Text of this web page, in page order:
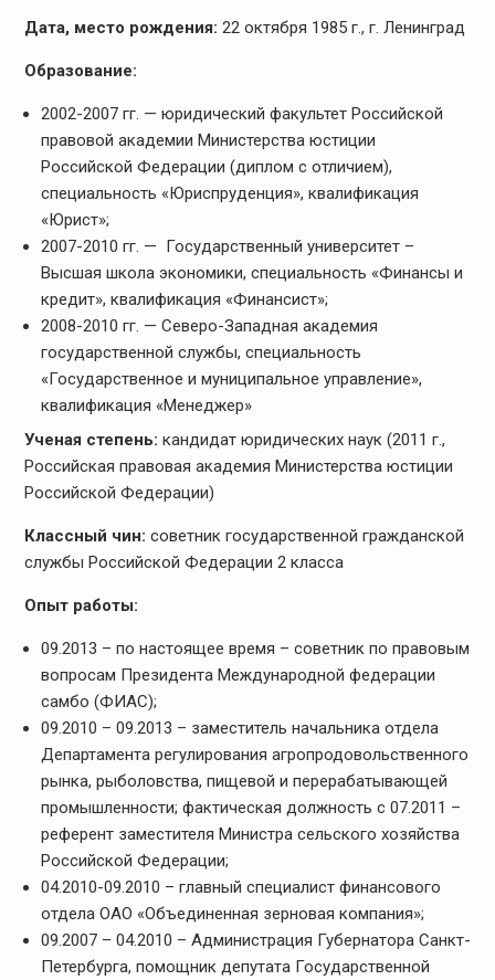
Дата, место рождения: 22 октября 1985 г., г. Ленинград
Образование:
2002-2007 гг. — юридический факультет Российской
правовой академии Министерства юстиции
Российской Федерации (диплом с отличием),
специальность «Юриспруденция», квалификация
«Юрист»;
2007-2010 гг. — Государственный университет –
Высшая школа экономики, специальность «Финансы и
кредит», квалификация «Финансист»;
2008-2010 гг. — Северо-Западная академия
государственной службы, специальность
«Государственное и муниципальное управление»,
квалификация «Менеджер»
Ученая степень: кандидат юридических наук (2011 г.,
Российская правовая академия Министерства юстиции
Российской Федерации)
Классный чин: советник государственной гражданской
службы Российской Федерации 2 класса
Опыт работы:
09.2013 – по настоящее время – советник по правовым
вопросам Президента Международной федерации
самбо (ФИАС);
09.2010 – 09.2013 – заместитель начальника отдела
Департамента регулирования агропродовольственного
рынка, рыболовства, пищевой и перерабатывающей
промышленности; фактическая должность с 07.2011 –
референт заместителя Министра сельского хозяйства
Российской Федерации;
04.2010-09.2010 – главный специалист финансового
отдела ОАО «Объединенная зерновая компания»;
09.2007 – 04.2010 – Администрация Губернатора Санкт-
Петербурга, помощник депутата Государственной